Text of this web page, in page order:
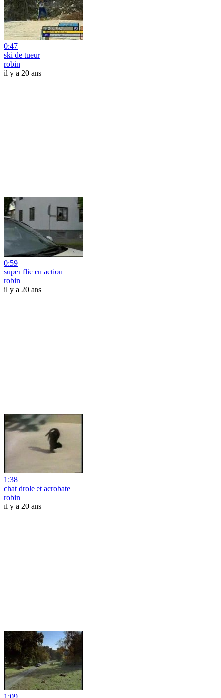
0:47
ski de tueur
robin
il y a 20 ans
0:59
super flic en action
robin
il y a 20 ans
1:38
chat drole et acrobate
robin
il y a 20 ans